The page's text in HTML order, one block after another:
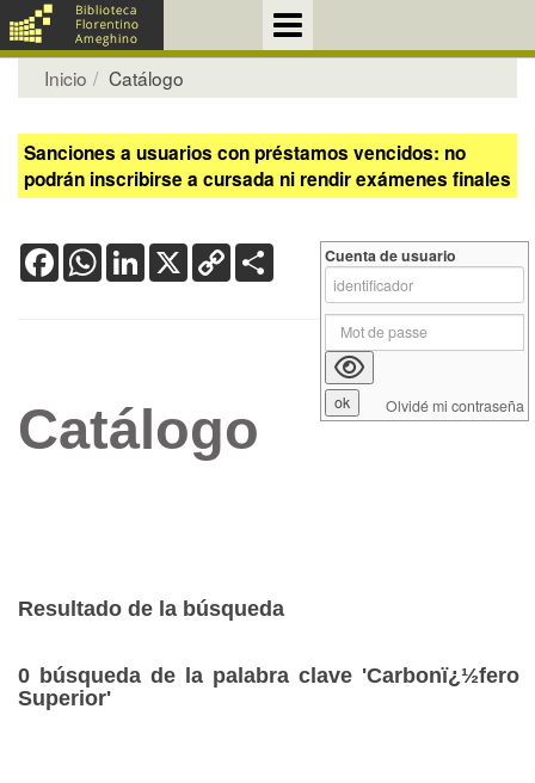
Inicio Catálogo
Sanciones a usuarios con préstamos vencidos: no
podrán inscribirse a cursada ni rendir exámenes finales
FacebookWhatsApp
LinkedIn
X Copy
Link
Catálogo
Resultado de la búsqueda
0 búsqueda de la palabra clave 'Carbonï¿½fero
Superior'
Cuenta de usuario
Olvidé mi contraseña